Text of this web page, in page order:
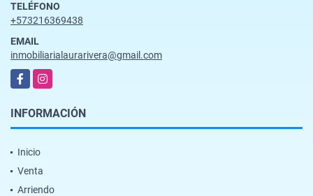
TELÉFONO
+573216369438
EMAIL
inmobiliarialaurarivera@gmail.com
FacebookInstagram
INFORMACIÓN
Inicio
Venta
Arriendo